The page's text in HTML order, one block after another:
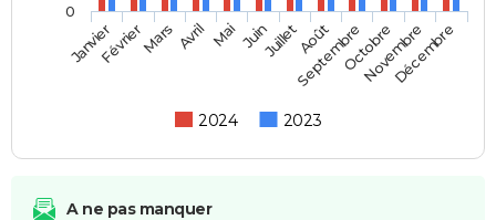
2024 2023
JanvierFévrierMars Avril Mai JuinJuilletAoût
SeptembreOctobre
Novembre
Décembre
0
A ne pas manquer